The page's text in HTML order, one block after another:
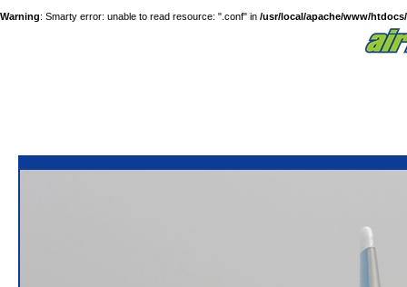
Warning: Smarty error: unable to read resource: ".conf" in /usr/local/apache/www/